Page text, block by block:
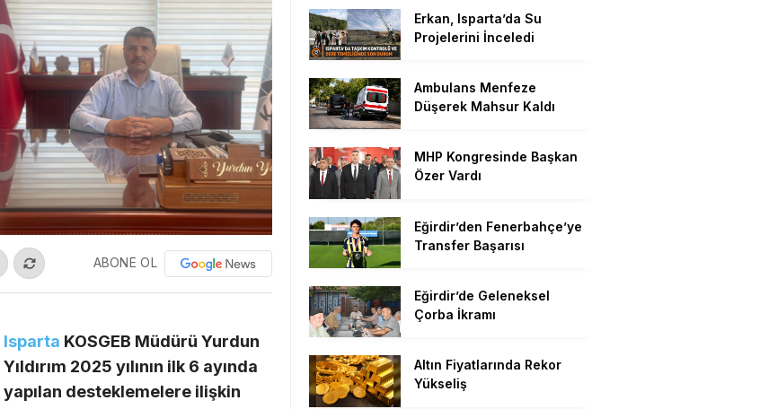
ABONE OL
Isparta KOSGEB Müdürü Yurdun
Yıldırım 2025 yılının ilk 6 ayında
yapılan desteklemelere ilişkin
Erkan, Isparta’da Su
Projelerini İnceledi
Ambulans Menfeze
Düşerek Mahsur Kaldı
MHP Kongresinde Başkan
Özer Vardı
Eğirdir’den Fenerbahçe’ye
Transfer Başarısı
Eğirdir’de Geleneksel
Çorba İkramı
Altın Fiyatlarında Rekor
Yükseliş